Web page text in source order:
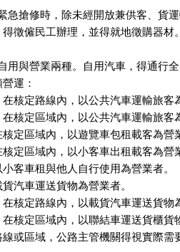
急搶修時，除未經開放兼供客、貨
，得徵僱民工辦理，並得就地徵購器材
用與營業兩種。自用汽車，得通行
營運：
：在核定路線內，以公共汽車運輸旅
：在核定區域內，以公共汽車運輸旅
在核定區域內，以遊覽車包租載客為營
在核定區域內，以小客車出租載客為營
小客車租與他人自行使用為營業者。
貨汽車運送貨物為營業者。
：在核定路線內，以載貨汽車運送貨
：在核定區域內，以聯結車運送貨櫃
路線或區域，公路主管機關得視實際